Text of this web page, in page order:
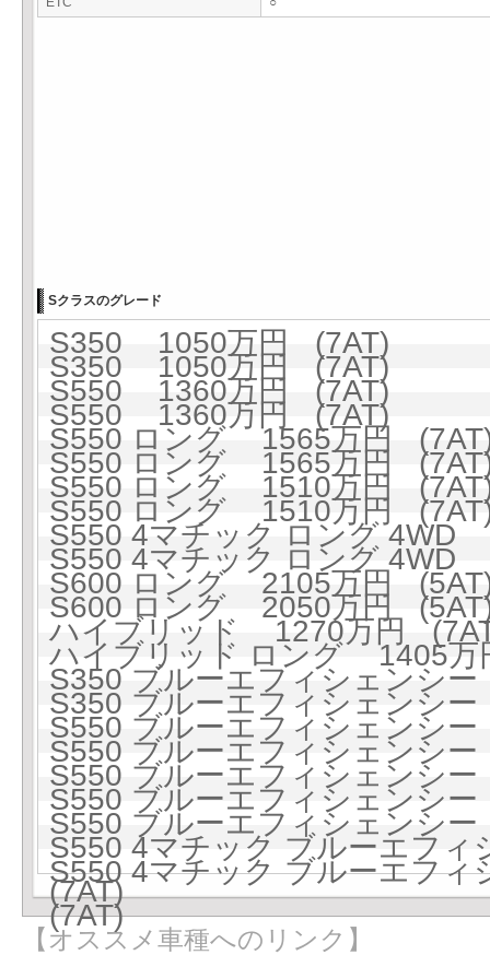
Sクラスのグレード
S350 1050万円 (7AT)
S350 1050万円 (7AT)
S550 1360万円 (7AT)
S550 1360万円 (7AT)
S550 ロング 1565万円
S550 ロング 1565万円
S550 ロング 1510万円
S550 ロング 1510万円
S550 4マチック ロング
S550 4マチック ロング
S600 ロング 2105万円
S600 ロング 2050万円
ハイブリッド 1270万円
ハイブリッド ロング 1405
S350 ブルーエフィシェンシ
S350 ブルーエフィシェンシ
S550 ブルーエフィシェンシ
S550 ブルーエフィシェンシ
S550 ブルーエフィシェンシ
S550 ブルーエフィシェンシ
S550 ブルーエフィシェンシ
S550 4マチック ブルーエフ
(7AT)
S550 4マチック ブルーエフ
(7AT)
【オススメ車種へのリンク】